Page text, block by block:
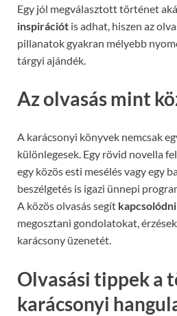
Egy jól megválasztott történet
inspirációt is adhat, hiszen az
pillanatok gyakran mélyebb
tárgyi ajándék.
Az olvasás mint
A karácsonyi könyvek nemcsak
különlegesek. Egy rövid novella
egy közös esti mesélés vagy egy
beszélgetés is igazi ünnepi
A közös olvasás segít
megosztani gondolatokat,
karácsony üzenetét.
Olvasási tippek a
karácsonyi